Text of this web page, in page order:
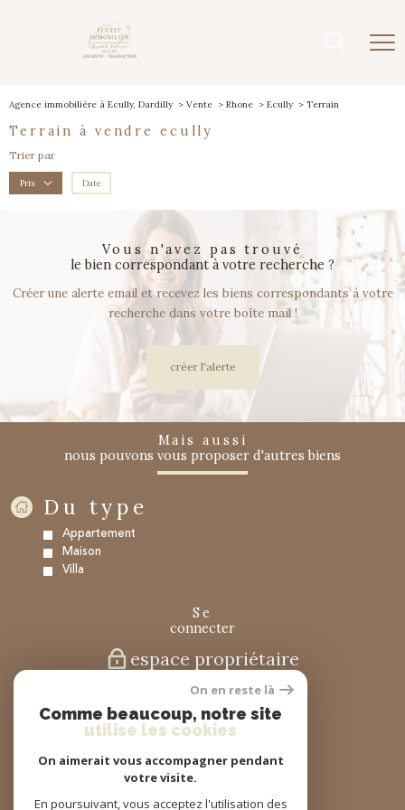
Agence immobilière à Ecully, Dardilly Vente Rhone Ecully Terrain
terrain à vendre ecully
Trier par
Prix Date
vous n'avez pas trouvé
le bien correspondant à votre recherche ?
Créer une alerte email et recevez les biens correspondants à votre
recherche dans votre boîte mail !
créer l'alerte
mais aussi
nous pouvons vous proposer d'autres biens
Du type
Appartement
Maison
Villa
se
connecter
espace propriétaire
nous
suivre
adhérons
On en reste là
Comme beaucoup, notre site
utilise les cookies
On aimerait vous accompagner pendant
votre visite.
En poursuivant, vous acceptez l'utilisation des